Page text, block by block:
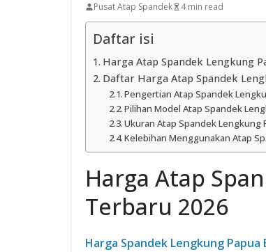
Pusat Atap Spandek 4 min read
Daftar isi
Harga Atap Spandek Lengkung
Daftar Harga Atap Spandek
Pengertian Atap Spandek
Pilihan Model Atap Spandek
Ukuran Atap Spandek Lengkung
Kelebihan Menggunakan Atap
Harga Atap
Terbaru 2026
Harga Spandek Lengkung Papua